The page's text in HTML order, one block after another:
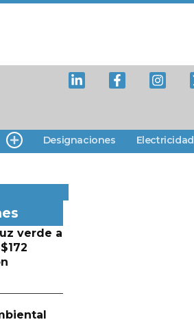
Designaciones Electricidad
verde a